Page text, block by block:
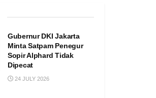
Gubernur DKI Jakarta
Minta Satpam Penegur
Sopir Alphard Tidak
Dipecat
24 JULY 2026